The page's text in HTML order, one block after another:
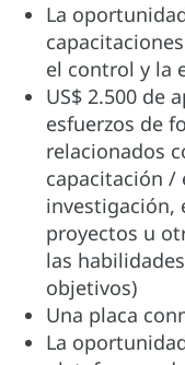
La
el control y la
US$ 2.500 de
esfuerzos de
relacionados
capacitación /
investigación,
proyectos u
las
objetivos)
Una placa
La